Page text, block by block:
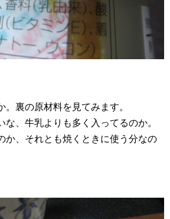
。裏の原材料を見てみます。
な、牛乳よりも多く入ってるのか。
か、それとも焼くときに使う分なの